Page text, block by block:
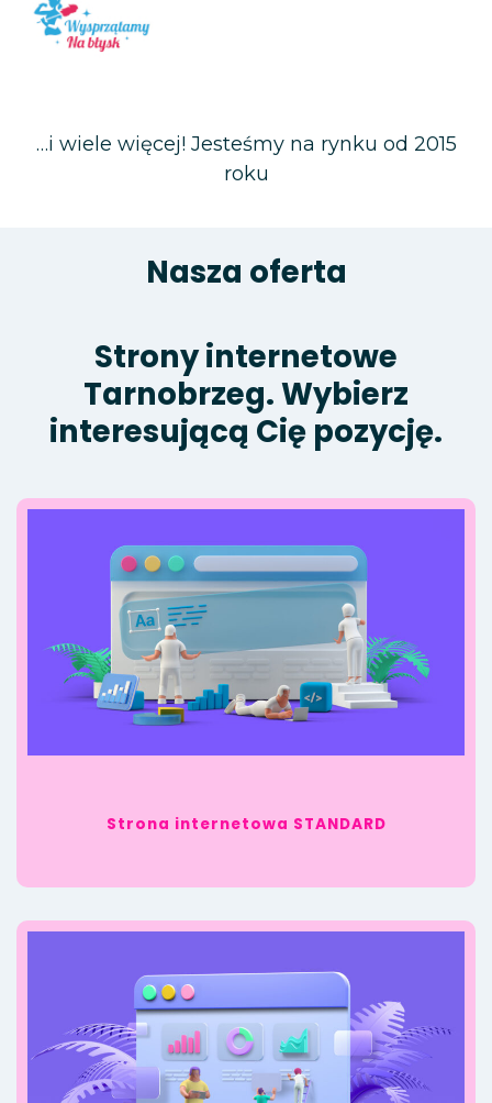
…i wiele więcej! Jesteśmy na rynku od 2015
roku
Nasza oferta
Strony internetowe
Tarnobrzeg. Wybierz
interesującą Cię pozycję.
Strona internetowa STANDARD